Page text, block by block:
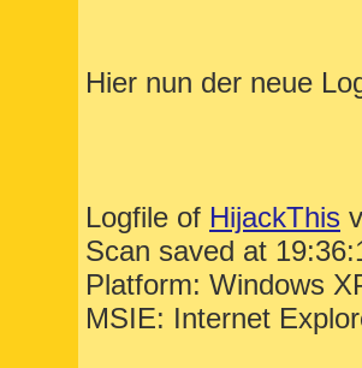
Hier nun der neue
Logfile of HijackThis
Scan saved at
Platform: Windows
MSIE: Internet